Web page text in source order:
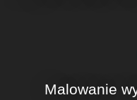
Malowanie